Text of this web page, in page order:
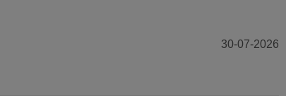
30-07-2026